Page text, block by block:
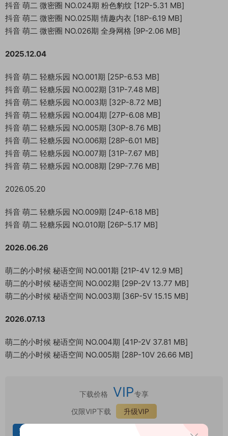
抖音 萌二 微密圈 NO.024期 粉色豹纹 [12P-5.31 MB]
抖音 萌二 微密圈 NO.025期 情趣内衣 [18P-6.19 MB]
抖音 萌二 微密圈 NO.026期 全身网格 [9P-2.06 MB]
2025.12.04
抖音 萌二 轻糖乐园 NO.001期 [25P-6.53 MB]
抖音 萌二 轻糖乐园 NO.002期 [31P-7.48 MB]
抖音 萌二 轻糖乐园 NO.003期 [32P-8.72 MB]
抖音 萌二 轻糖乐园 NO.004期 [27P-6.08 MB]
抖音 萌二 轻糖乐园 NO.005期 [30P-8.76 MB]
抖音 萌二 轻糖乐园 NO.006期 [28P-6.01 MB]
抖音 萌二 轻糖乐园 NO.007期 [31P-7.67 MB]
抖音 萌二 轻糖乐园 NO.008期 [29P-7.76 MB]
2026.05.20
抖音 萌二 轻糖乐园 NO.009期 [24P-6.18 MB]
抖音 萌二 轻糖乐园 NO.010期 [26P-5.17 MB]
2026.06.26
萌二的小时候 秘语空间 NO.001期 [21P-4V 12.9 MB]
萌二的小时候 秘语空间 NO.002期 [29P-2V 13.77 MB]
萌二的小时候 秘语空间 NO.003期 [36P-5V 15.15 MB]
2026.07.13
萌二的小时候 秘语空间 NO.004期 [41P-2V 37.81 MB]
萌二的小时候 秘语空间 NO.005期 [28P-10V 26.66 MB]
下载价格 VIP专享
仅限VIP下载
升级VIP
安卓解压